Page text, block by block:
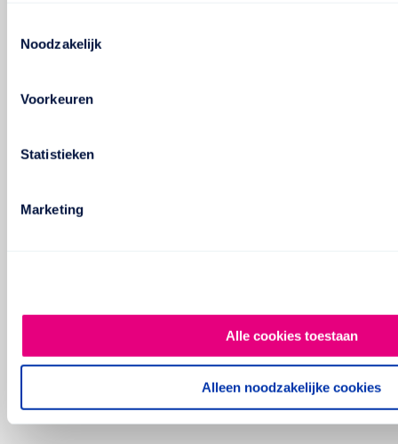
Noodzakelijk
Voorkeuren
Statistieken
Marketing
Alle cookies toestaan
Alleen noodzakelijke cookies